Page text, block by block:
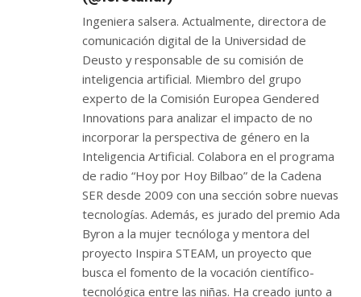
Ingeniera salsera. Actualmente, directora de
comunicación digital de la Universidad de
Deusto y responsable de su comisión de
inteligencia artificial. Miembro del grupo
experto de la Comisión Europea Gendered
Innovations para analizar el impacto de no
incorporar la perspectiva de género en la
Inteligencia Artificial. Colabora en el programa
de radio “Hoy por Hoy Bilbao” de la Cadena
SER desde 2009 con una sección sobre nuevas
tecnologías. Además, es jurado del premio Ada
Byron a la mujer tecnóloga y mentora del
proyecto Inspira STEAM, un proyecto que
busca el fomento de la vocación científico-
tecnológica entre las niñas. Ha creado junto a